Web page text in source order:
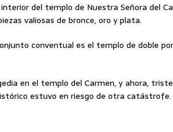
del templo de Nuestra Señora del
valiosas de bronce, oro y plata.
conventual es el templo de doble
en el templo del Carmen, y ahora,
estuvo en riesgo de otra